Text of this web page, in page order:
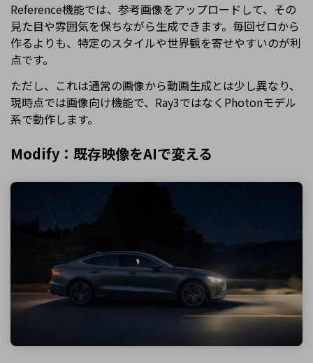
Reference機能では、参考画像をアップロードして、その
見た目や雰囲気を保ちながら生成できます。毎回ゼロから
作るよりも、特定のスタイルや世界観を寄せやすいのが利
点です。
ただし、これは通常の画像から動画生成とは少し異なり、
現時点では画像向け機能で、Ray3ではなくPhotonモデル
系で動作します。
Modify：既存映像をAIで変える